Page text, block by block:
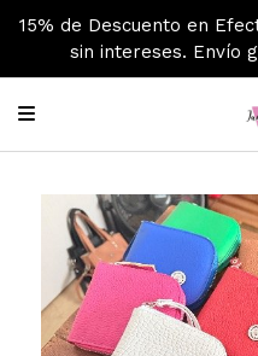
15% de Descuento en
sin intereses. Envío